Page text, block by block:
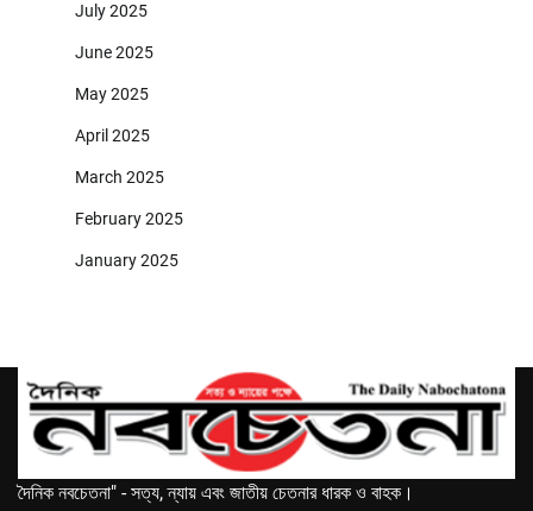
July 2025
June 2025
May 2025
April 2025
March 2025
February 2025
January 2025
দৈনিক নবচেতনা" - সত্য, ন্যায় এবং জাতীয় চেতনার ধারক ও বাহক।